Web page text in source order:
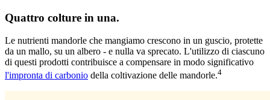
Quattro colture in una.
Le nutrienti mandorle che mangiamo crescono in un guscio, protette
da un mallo, su un albero - e nulla va sprecato. L'utilizzo di ciascuno
di questi prodotti contribuisce a compensare in modo significativo
l'impronta di carbonio della coltivazione delle mandorle.4